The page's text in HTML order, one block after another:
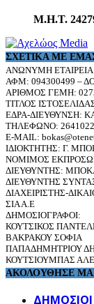
Μ.Η.Τ.
ΣΧΕΤΙΚΆ ΜΕ
ΑΝΩΝΥΜΗ
ΑΦΜ: 094300499 –
ΑΡΙΘΜΟΣ ΓΕΜΗ:
ΤΙΤΛΟΣ
ΕΔΡΑ-ΔΙΕΥΘΥΝΣΗ:
ΤΗΛΕΦΩΝΟ:
E-MAIL:
ΙΔΙΟΚΤΗΤΗΣ: Γ.
ΝΟΜΙΜΟΣ
ΔΙΕΥΘΥΝΤΗΣ:
ΔΙΕΥΘΥΝΤΗΣ
ΔΙΑΧΕΙΡΙΣΤΗΣ-
ΣΙΑ Α.Ε
ΔΗΜΟΣΙΟΓΡΑΦΟΙ:
ΚΟΥΤΣΙΚΟΣ
ΒΑΚΡΑΚΟΥ ΣΟΦΙΑ
ΠΑΠΑΔΗΜΗΤΡΙΟΥ
ΚΟΥΤΣΙΟΥΜΠΑΣ
ΑΚΟΛΟΥΘΗΣΕ